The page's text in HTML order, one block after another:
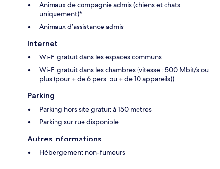
Animaux de compagnie admis (chiens et chats
uniquement)*
Animaux d’assistance admis
Internet
Wi-Fi gratuit dans les espaces communs
Wi-Fi gratuit dans les chambres (vitesse : 500 Mbit/s ou
plus (pour + de 6 pers. ou + de 10 appareils))
Parking
Parking hors site gratuit à 150 mètres
Parking sur rue disponible
Autres informations
Hébergement non-fumeurs